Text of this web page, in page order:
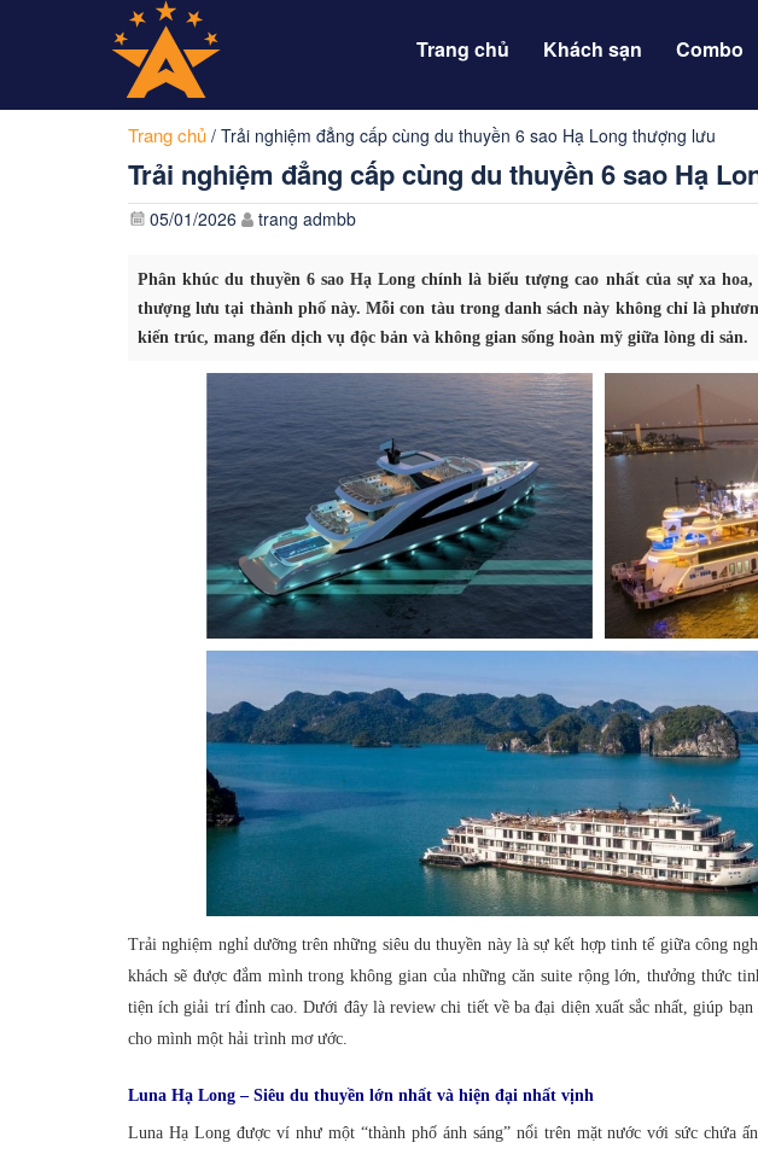
Trang chủ Khách sạn Combo
Trang chủ / Trải nghiệm đẳng cấp cùng du thuyền 6 sao Hạ Long thượng lưu
Trải nghiệm đẳng cấp cùng du thuyền 6 sao Hạ
05/01/2026 trang admbb
Phân khúc du thuyền 6 sao Hạ Long chính là biểu tượng cao nhất của sự xa
thượng lưu tại thành phố này. Mỗi con tàu trong danh sách này không chỉ là
kiến trúc, mang đến dịch vụ độc bản và không gian sống hoàn mỹ giữa lòng di sản.
Trải nghiệm nghỉ dưỡng trên những siêu du thuyền này là sự kết hợp tinh tế giữa công
khách sẽ được đắm mình trong không gian của những căn suite rộng lớn, thưởng thức
tiện ích giải trí đỉnh cao. Dưới đây là review chi tiết về ba đại diện xuất sắc nhất, giúp
cho mình một hải trình mơ ước.
Luna Hạ Long – Siêu du thuyền lớn nhất và hiện đại nhất vịnh
Luna Hạ Long được ví như một “thành phố ánh sáng” nổi trên mặt nước với sức chứa